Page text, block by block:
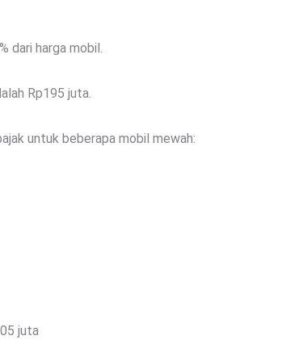
dari harga mobil.
Rp195 juta.
untuk beberapa mobil mewah:
juta